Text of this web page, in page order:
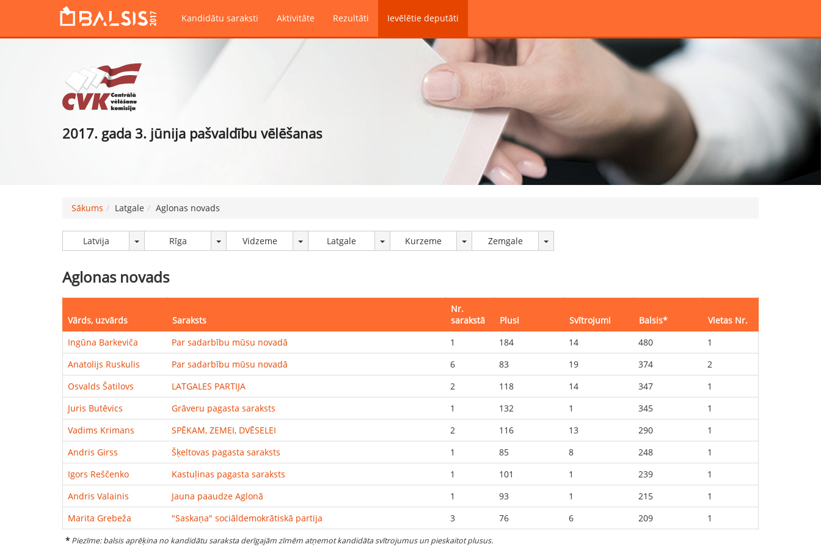
Kandidātu saraksti Aktivitāte Rezultāti Ievēlētie deputāti
2017. gada 3. jūnija pašvaldību vēlēšanas
Sākums Latgale Aglonas novads
Latvija Rīga Vidzeme Latgale Kurzeme Zemgale
Aglonas novads
Vārds, uzvārds Saraksts
Nr.
sarakstā
Plusi Svītrojumi Balsis*
Vietas Nr.
Ingūna Barkeviča Par sadarbību mūsu novadā 1 184 14 480
1
Anatolijs Ruskulis Par sadarbību mūsu novadā 6 83 19 374
2
Osvalds Šatilovs LATGALES PARTIJA 2 118 14 347
1
Juris Butēvics Grāveru pagasta saraksts 1 132 1 345
1
Vadims Krimans SPĒKAM, ZEMEI, DVĒSELEI 2 116 13 290
1
Andris Girss Šķeltovas pagasta saraksts 1 85 8 248
1
Igors Reščenko Kastuļinas pagasta saraksts 1 101 1 239
1
Andris Valainis Jauna paaudze Aglonā 1 93 1 215
1
Marita Grebeža "Saskaņa" sociāldemokrātiskā partija 3 76 6 209 1
* Piezīme: balsis aprēķina no kandidātu saraksta derīgajām zīmēm atņemot kandidāta svītrojumus un pieskaitot plusus.